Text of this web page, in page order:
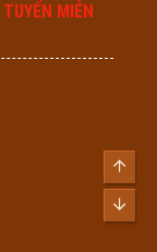
MIỄN
Top